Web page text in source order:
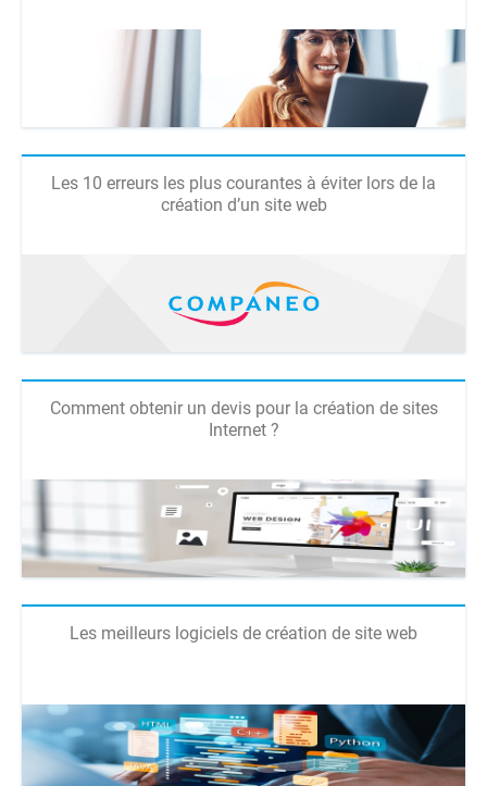
Les 10 erreurs les plus courantes à éviter lors de la
création d’un site web
Comment obtenir un devis pour la création de sites
Internet ?
Les meilleurs logiciels de création de site web